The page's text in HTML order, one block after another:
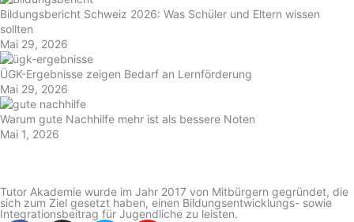
Bildungsbericht Schweiz 2026: Was Schüler und Eltern wissen
sollten
Mai 29, 2026
ÜGK-Ergebnisse zeigen Bedarf an Lernförderung
Mai 29, 2026
Warum gute Nachhilfe mehr ist als bessere Noten
Mai 1, 2026
Tutor Akademie wurde im Jahr 2017 von Mitbürgern gegründet, die
sich zum Ziel gesetzt haben, einen Bildungsentwicklungs- sowie
Integrationsbeitrag für Jugendliche zu leisten.